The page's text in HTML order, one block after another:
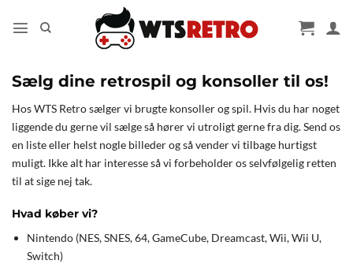
Sælg dine retrospil og konsoller til os!
Hos WTS Retro sælger vi brugte konsoller og spil. Hvis du har noget
liggende du gerne vil sælge så hører vi utroligt gerne fra dig. Send os
en liste eller helst nogle billeder og så vender vi tilbage hurtigst
muligt. Ikke alt har interesse så vi forbeholder os selvfølgelig retten
til at sige nej tak.
Hvad køber vi?
Nintendo (NES, SNES, 64, GameCube, Dreamcast, Wii, Wii U,
Switch)